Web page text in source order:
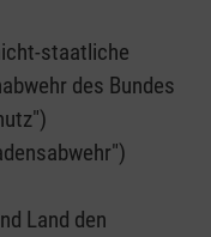
staatliche
des Bundes
Land den